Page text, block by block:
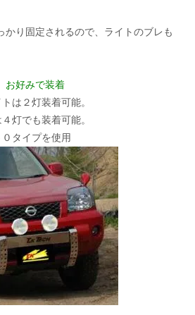
かり固定されるので、ライトのブレも
お好みで装着
は２灯装着可能。
灯でも装着可能。
タイプを使用